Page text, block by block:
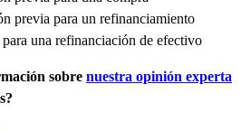
previa para un refinanciamiento
una refinanciación de efectivo
sobre nuestra opinión experta